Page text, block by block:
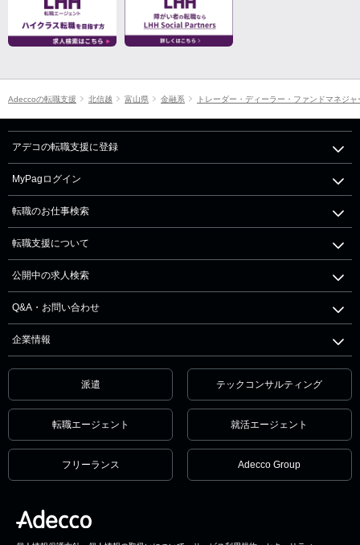
Adeccoの転職支援 北信越 富山県 金融系 トレーダー・ディーラー・ファンドマネジ
アデコの転職支援に登録
MyPagログイン
転職のお仕事検索
転職支援について
公開中の求人検索
Q&A・お問い合わせ
企業情報
派遣 テックコンサルティング
転職エージェント 就活エージェント
フリーランス Adecco Group